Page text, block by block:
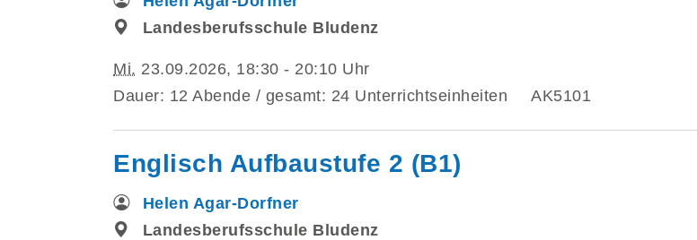
Landesberufsschule Bludenz
Mi. 23.09.2026, 18:30 - 20:10 Uhr
Dauer: 12 Abende / gesamt: 24 Unterrichtseinheiten
AK5101
Englisch Aufbaustufe 2 (B1)
Helen Agar-Dorfner
Landesberufsschule Bludenz